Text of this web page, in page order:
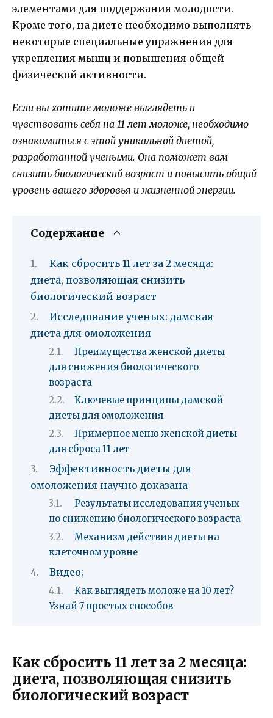
элементами для поддержания молодости.
Кроме того, на диете необходимо выполнять
некоторые специальные упражнения для
укрепления мышц и повышения общей
физической активности.
Если вы хотите моложе выглядеть и
чувствовать себя на 11 лет моложе, необходимо
ознакомиться с этой уникальной диетой,
разработанной учеными. Она поможет вам
снизить биологический возраст и повысить общий
уровень вашего здоровья и жизненной энергии.
Содержание
Как сбросить 11 лет за 2 месяца:
диета, позволяющая снизить
биологический возраст
Исследование ученых: дамская
диета для омоложения
Преимущества женской диеты
для снижения биологического
возраста
Ключевые принципы дамской
диеты для омоложения
Примерное меню женской диеты
для сброса 11 лет
Эффективность диеты для
омоложения научно доказана
Результаты исследования ученых
по снижению биологического возраста
Механизм действия диеты на
клеточном уровне
Видео:
Как выглядеть моложе на 10 лет?
Узнай 7 простых способов
Как сбросить 11 лет за 2 месяца:
диета, позволяющая снизить
биологический возраст